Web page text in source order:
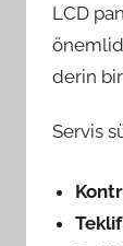
LCD
derin
Servis